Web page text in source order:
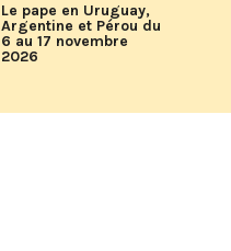
Le pape en Uruguay,
Argentine et Pérou du
6 au 17 novembre
2026